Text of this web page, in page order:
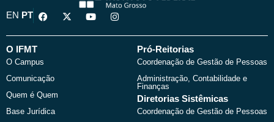
EN PT
F
a
e
o
k
X
-
w
Y
o
t
I
n
t
O IFMT
O Campus
Comunicação
Quem é Quem
Base Jurídica
Pró-Reitorias
Coordenação de Gestão de Pessoas
Administração, Contabilidade e
Finanças
Diretorias Sistêmicas
Coordenação de Gestão de Pessoas